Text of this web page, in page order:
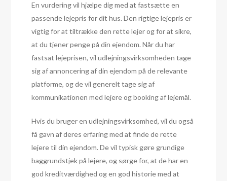
En vurdering vil hjælpe dig med at fastsætte en
passende lejepris for dit hus. Den rigtige lejepris er
vigtig for at tiltrække den rette lejer og for at sikre,
at du tjener penge på din ejendom. Når du har
fastsat lejeprisen, vil udlejningsvirksomheden tage
sig af annoncering af din ejendom på de relevante
platforme, og de vil generelt tage sig af
kommunikationen med lejere og booking af lejemål.
Hvis du bruger en udlejningsvirksomhed, vil du også
få gavn af deres erfaring med at finde de rette
lejere til din ejendom. De vil typisk gøre grundige
baggrundstjek på lejere, og sørge for, at de har en
god kreditværdighed og en god historie med at